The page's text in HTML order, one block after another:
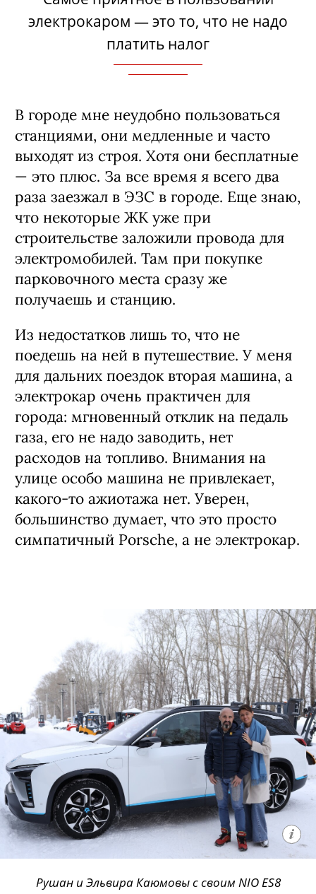
электрокаром — это то, что не надо
платить налог
В городе мне неудобно пользоваться
станциями, они медленные и часто
выходят из строя. Хотя они бесплатные
— это плюс. За все время я всего два
раза заезжал в ЭЗС в городе. Еще знаю,
что некоторые ЖК уже при
строительстве заложили провода для
электромобилей. Там при покупке
парковочного места сразу же
получаешь и станцию.
Из недостатков лишь то, что не
поедешь на ней в путешествие. У меня
для дальних поездок вторая машина, а
электрокар очень практичен для
города: мгновенный отклик на педаль
газа, его не надо заводить, нет
расходов на топливо. Внимания на
улице особо машина не привлекает,
какого-то ажиотажа нет. Уверен,
большинство думает, что это просто
симпатичный Porsche, а не электрокар.
Рушан и Эльвира Каюмовы с своим NIO ES8